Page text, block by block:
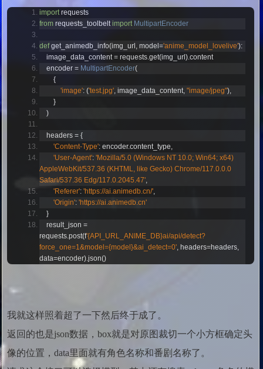
import requests
from requests_toolbelt import MultipartEncoder
def get_animedb_info(img_url , model ='anime_model_lovelive'):
    image_data_content
= requests.get(img_url ).content
    encoder
= MultipartEncoder(
{
'image': ('test.jpg', image_data_content, "image/jpeg"),
}
)
    headers
= {
'Content-Type': encoder.content_type,
'User-Agent': 'Mozilla/5.0 (Windows NT 10.0; Win64; x64)
AppleWebKit/537.36 (KHTML, like Gecko) Chrome/117.0.0.0
Safari/537.36 Edg/117.0.2045.47',
'Referer': 'https://ai.animedb.cn/',
'Origin': 'https://ai.animedb.cn'
}
    result_json
=
requests.post(f'{API_URL_ANIME_DB}ai/api/detect?
force_one=1&model={model}&ai_detect=0', headers=headers,
data=encoder).json()
我就这样照着超了一下然后终于成了。
返回的也是json数据，box就是对原图裁切一个小方框确定头
像的位置，data里面就有角色名称和番剧名称了。